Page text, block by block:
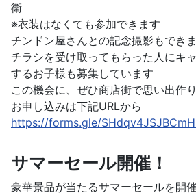
衛
※衣装はなくても参加できます
チンドン屋さんとの記念撮影もでき
チラシを受け取ってもらった人にキ
するお子様も募集しています
この機会に、ぜひ商店街で思い出作り
お申し込みは下記URLから
https://forms.gle/
サマーセール開催！
豪華景品が当たるサマーセールを開催